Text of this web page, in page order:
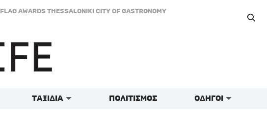
FLAG AWARDS THESSALONIKI CITY OF GASTRONOMY
ΤΑΞΙΔΙΑ ΠΟΛΙΤΙΣΜΟΣ ΟΔΗΓΟΙ